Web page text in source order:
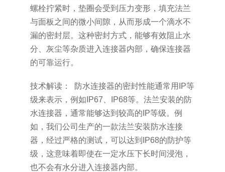
螺栓拧紧时，垫圈会受到压力变形，填充法兰
与面板之间的微小间隙，从而形成一个滴水不
漏的密封层。这种密封方式，能够有效阻止水
分、灰尘等杂质进入连接器内部，确保连接器
的可靠运行。
技术解读： 防水连接器的密封性能通常用IP等
级来表示，例如IP67、IP68等。法兰安装的防
水连接器，通常能够达到较高的IP等级。例
如，我们公司生产的一款法兰安装防水连接
器，经过严格的测试，可以达到IP68的防护等
级，这意味着即使在一定水压下长时间浸泡，
也不会有水分进入连接器内部。